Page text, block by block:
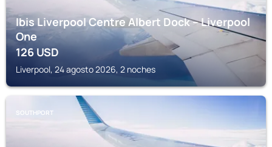
Ibis Liverpool Centre Albert Dock – Liverpool
One
126USD
Liverpool, 24 agosto 2026, 2 noches
SOUTHPORT